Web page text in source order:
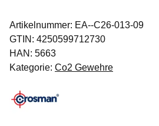
Artikelnummer: EA--C26-013-09
GTIN: 4250599712730
HAN: 5663
Kategorie: Co2 Gewehre